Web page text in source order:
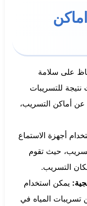
على سلامة
للتسريبات
أماكن التسريب،
أجهزة الاستماع
حيث تقوم
التسريب.
يمكن استخدام
المياه في